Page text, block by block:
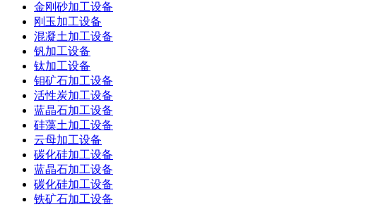
金刚砂加工设备
刚玉加工设备
混凝土加工设备
钒加工设备
钛加工设备
钼矿石加工设备
活性炭加工设备
蓝晶石加工设备
硅藻土加工设备
云母加工设备
碳化硅加工设备
蓝晶石加工设备
碳化硅加工设备
铁矿石加工设备